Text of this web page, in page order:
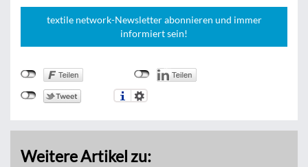
textile network-Newsletter abonnieren und immer
informiert sein!
Weitere Artikel zu: